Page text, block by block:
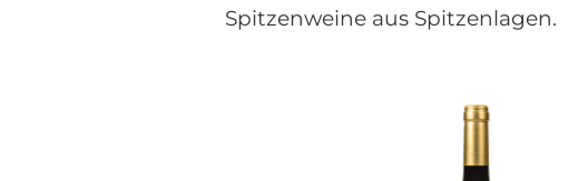
Spitzenweine aus Spitzenlagen.